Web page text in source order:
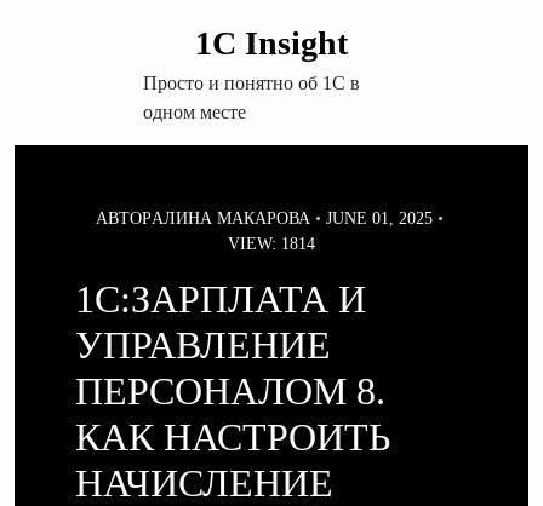
1С Insight
Просто и понятно об 1С в
одном месте
АВТОРАЛИНА МАКАРОВА
JUNE 01, 2025
VIEW: 1814
1С:ЗАРПЛАТА И
УПРАВЛЕНИЕ
ПЕРСОНАЛОМ 8.
КАК НАСТРОИТЬ
НАЧИСЛЕНИЕ